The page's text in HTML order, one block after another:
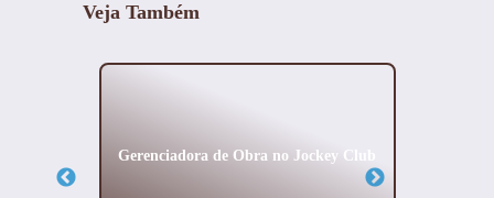
Veja Também
Gerenciadora de Obra no Jockey Club